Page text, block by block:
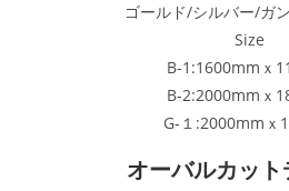
ゴールド/シルバー/ガ
Size
B-1:1600mmｘ
B-2:2000mmｘ
G-１:2000mmｘ
オーバルカッ